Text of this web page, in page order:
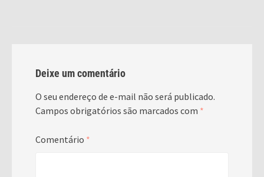
Deixe um comentário
O seu endereço de e-mail não será publicado.
Campos obrigatórios são marcados com *
Comentário *